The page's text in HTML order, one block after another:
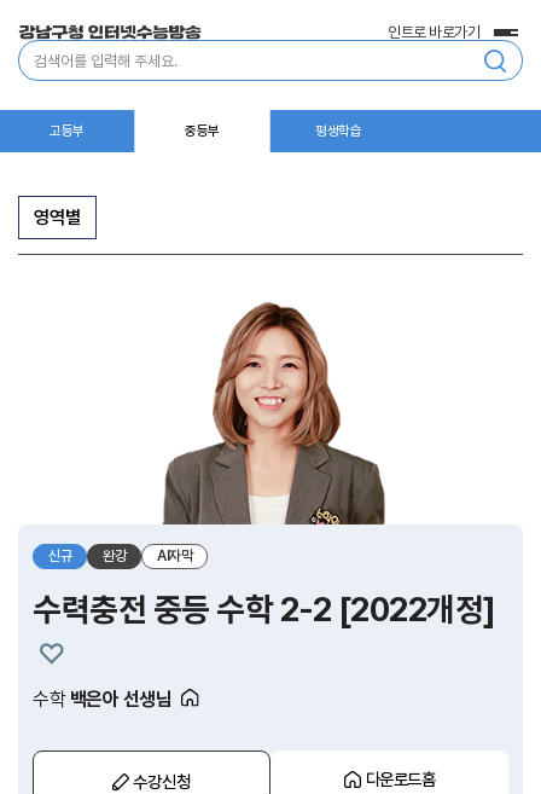
통
합
색
인트로 바로가기
전
체
메
고등부 중등부 평생학습
영역별
신규 완강 AI자막
수력충전 중등 수학 2-2 [2022개정]
수학 백은아 선생님
수강신청 다운로드홈